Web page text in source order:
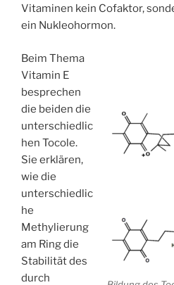
Vitaminen kein Cofaktor,
ein Nukleohormon.
Beim Thema
Vitamin E
besprechen
die beiden die
unterschiedlic
hen Tocole.
Sie erklären,
wie die
unterschiedlic
he
Methylierung
am Ring die
Stabilität des
durch